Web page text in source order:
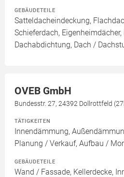
GEBÄUDETEILE
Satteldacheindeckung,
Schieferdach,
Dachabdichtung, Dach /
OVEB GmbH
Bundesstr. 27, 24392 Dollrottfeld
TÄTIGKEITEN
Innendämmung,
Planung / Verkauf, Aufbau /
GEBÄUDETEILE
Wand / Fassade, Kellerdecke,